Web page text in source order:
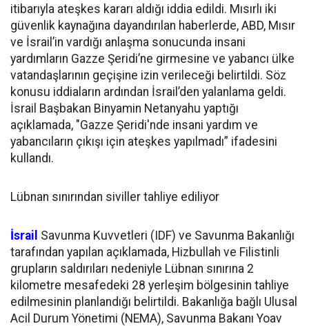
itibarıyla ateşkes kararı aldığı iddia edildi. Mısırlı iki
güvenlik kaynağına dayandırılan haberlerde, ABD, Mısır
ve İsrail’in vardığı anlaşma sonucunda insani
yardımların Gazze Şeridi’ne girmesine ve yabancı ülke
vatandaşlarının geçişine izin verileceği belirtildi. Söz
konusu iddiaların ardından İsrail’den yalanlama geldi.
İsrail Başbakan Binyamin Netanyahu yaptığı
açıklamada, "Gazze Şeridi'nde insani yardım ve
yabancıların çıkışı için ateşkes yapılmadı” ifadesini
kullandı.
Lübnan sınırından siviller tahliye ediliyor
İsrail Savunma Kuvvetleri (IDF) ve Savunma Bakanlığı
tarafından yapılan açıklamada, Hizbullah ve Filistinli
grupların saldırıları nedeniyle Lübnan sınırına 2
kilometre mesafedeki 28 yerleşim bölgesinin tahliye
edilmesinin planlandığı belirtildi. Bakanlığa bağlı Ulusal
Acil Durum Yönetimi (NEMA), Savunma Bakanı Yoav